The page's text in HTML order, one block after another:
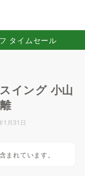
タイムセール
イング 小山
1月31日
まれています。